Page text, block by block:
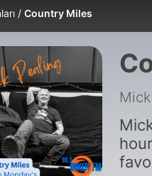
Country Miles